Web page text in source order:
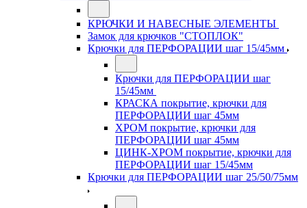
КРЮЧКИ И НАВЕСНЫЕ ЭЛЕМЕНТЫ
Замок для крючков "СТОПЛОК"
Крючки для ПЕРФОРАЦИИ шаг 15/45мм
Крючки для ПЕРФОРАЦИИ шаг
15/45мм
КРАСКА покрытие, крючки для
ПЕРФОРАЦИИ шаг 45мм
ХРОМ покрытие, крючки для
ПЕРФОРАЦИИ шаг 45мм
ЦИНК-ХРОМ покрытие, крючки для
ПЕРФОРАЦИИ шаг 15/45мм
Крючки для ПЕРФОРАЦИИ шаг 25/50/75мм